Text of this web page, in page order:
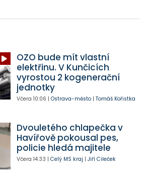
OZO bude mít vlastní
elektřinu. V Kunčicích
vyrostou 2 kogenerační
jednotky
Včera 10:06 | Ostrava-město| Tomáš Kořistka
Dvouletého chlapečka v
Havířově pokousal pes,
policie hledá majitele
Včera 14:33 | Celý MS kraj | Jiří Cileček